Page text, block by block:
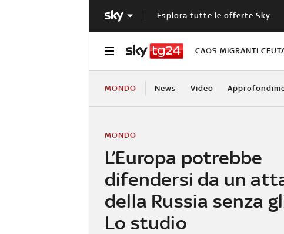
Esplora tutte le offerte Sky
CAOS MIGRANTI
MONDO News Video
L’Europa potrebbe
difendersi da un
della Russia senza
Lo studio
MONDO